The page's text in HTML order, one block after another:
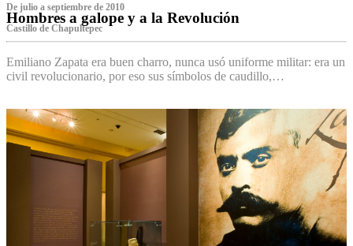
De julio a septiembre de 2010
Hombres a galope y a la Revolución
Castillo de Chapultepec
Emiliano Zapata era buen charro, nunca usó uniforme militar: era un
civil revolucionario, por eso sus símbolos de caudillo,…